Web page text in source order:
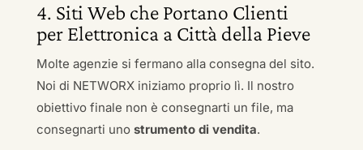
4. Siti Web che Portano Clienti
per Elettronica a Città della Pieve
Molte agenzie si fermano alla consegna del sito.
Noi di NETWORX iniziamo proprio lì. Il nostro
obiettivo finale non è consegnarti un file, ma
consegnarti uno strumento di vendita.